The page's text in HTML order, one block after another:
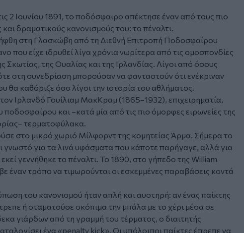
2 Ιουνίου 1891, το ποδόσφαιρο απέκτησε έναν από τους πιο
και δραματικούς κανονισμούς του: το πέναλτι.
στη Γλασκώβη από τη Διεθνή Επιτροπή Ποδοσφαίρου
που είχε ιδρυθεί λίγα χρόνια νωρίτερα από τις ομοσπονδίες
Σκωτίας, της Ουαλίας και της Ιρλανδίας. Λίγοι από όσους
στη συνεδρίαση μπορούσαν να φανταστούν ότι ενέκριναν
θα καθόριζε όσο λίγοι την ιστορία του αθλήματος.
Ιρλανδό Γουίλιαμ ΜακΚραμ (1865–1932), επιχειρηματία,
και –κατά μία από τις πιο όμορφες ειρωνείες της
τερματοφύλακα.
στο μικρό χωριό Μίλφορντ της κομητείας Άρμα. Σήμερα το
γνωστό για τα λινά υφάσματα που κάποτε παρήγαγε, αλλά για
γεννήθηκε το πέναλτι. Το 1890, στο γήπεδο της William
έναν τρόπο να τιμωρούνται οι εσκεμμένες παραβάσεις κοντά
του κανονισμού ήταν απλή και αυστηρή: αν ένας παίκτης
ή σταματούσε σκόπιμα την μπάλα με το χέρι μέσα σε
γιάρδων από τη γραμμή του τέρματος, ο διαιτητής
ένα «penalty kick». Οι υπόλοιποι παίκτες έπρεπε να